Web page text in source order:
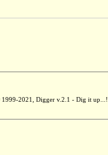
2021, Digger v.2.1 - Dig it